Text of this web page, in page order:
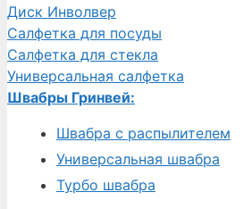
Диск Инволвер
Салфетка для посуды
Салфетка для стекла
Универсальная салфетка
Швабры Гринвей:
Швабра с распылителем
Универсальная швабра
Турбо швабра